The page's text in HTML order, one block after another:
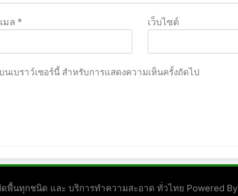
มล * เว็บไซต์
เบราว์เซอร์นี้ สำหรับการแสดงความเห็นครั้งถัดไป
พื้นทุกชนิด และ บริการทำความสะอาด ทั่วไทย Powered By